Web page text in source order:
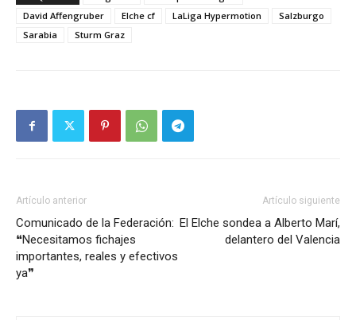
David Affengruber
Elche cf LaLiga Hypermotion
Salzburgo
Sarabia
Sturm Graz
Artículo anterior
Comunicado de la Federación:
❝Necesitamos fichajes
importantes, reales y efectivos
ya❞
Artículo siguiente
El Elche sondea a Alberto Marí,
delantero del Valencia